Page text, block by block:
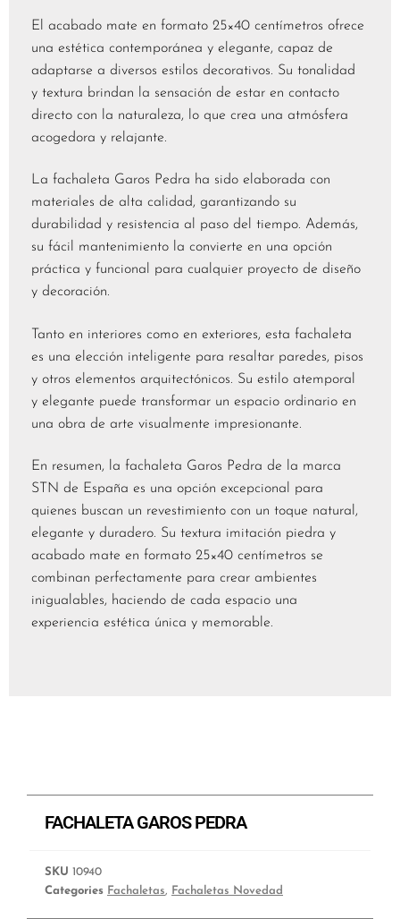
El acabado mate en formato 25×40 centímetros ofrece
una estética contemporánea y elegante, capaz de
adaptarse a diversos estilos decorativos. Su tonalidad
y textura brindan la sensación de estar en contacto
directo con la naturaleza, lo que crea una atmósfera
acogedora y relajante.
La fachaleta Garos Pedra ha sido elaborada con
materiales de alta calidad, garantizando su
durabilidad y resistencia al paso del tiempo. Además,
su fácil mantenimiento la convierte en una opción
práctica y funcional para cualquier proyecto de diseño
y decoración.
Tanto en interiores como en exteriores, esta fachaleta
es una elección inteligente para resaltar paredes, pisos
y otros elementos arquitectónicos. Su estilo atemporal
y elegante puede transformar un espacio ordinario en
una obra de arte visualmente impresionante.
En resumen, la fachaleta Garos Pedra de la marca
STN de España es una opción excepcional para
quienes buscan un revestimiento con un toque natural,
elegante y duradero. Su textura imitación piedra y
acabado mate en formato 25×40 centímetros se
combinan perfectamente para crear ambientes
inigualables, haciendo de cada espacio una
experiencia estética única y memorable.
FACHALETA GAROS PEDRA
SKU 10940
Categories Fachaletas, Fachaletas Novedad